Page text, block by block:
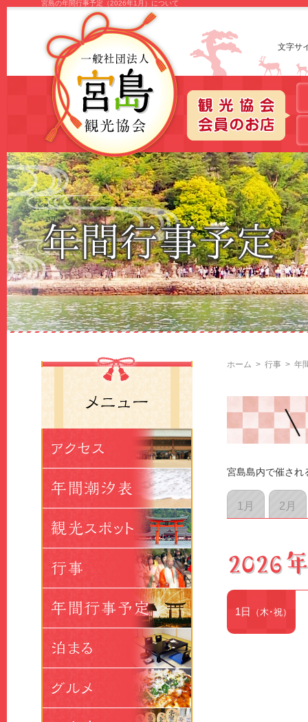
宮島の年間行事予定（2026年1月）について
文字サ
ホーム > 行事 > 年
宮島島内で催され
1月 2月
1日 （木･祝）